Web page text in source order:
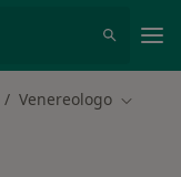
Venereologo